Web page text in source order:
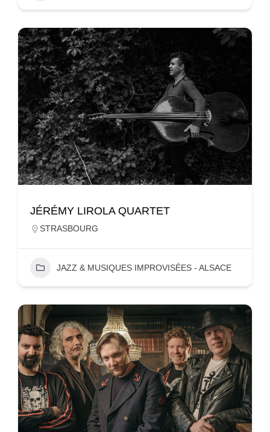
JÉRÉMY LIROLA QUARTET
STRASBOURG
JAZZ & MUSIQUES IMPROVISÉES - ALSACE